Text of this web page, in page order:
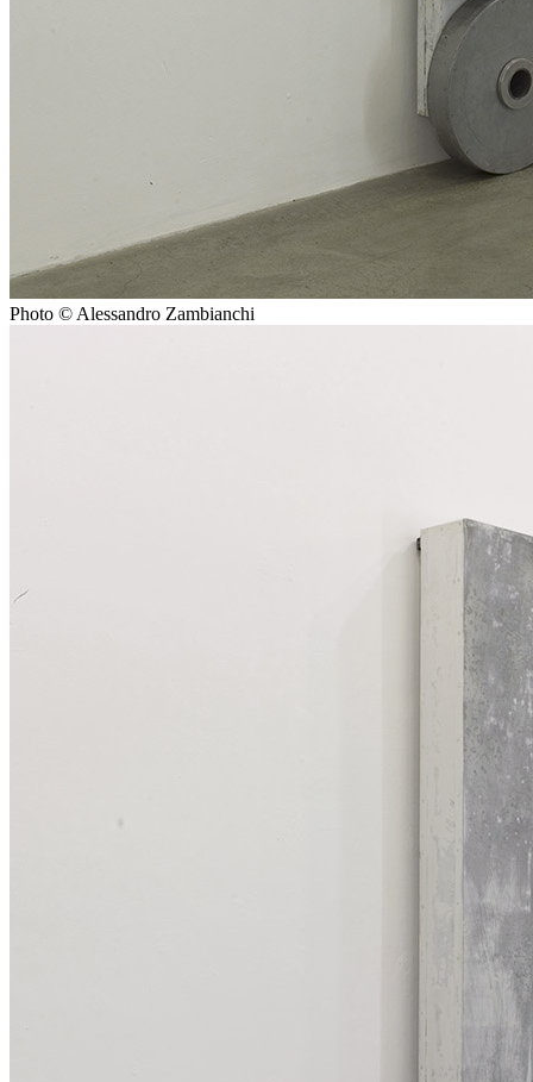
Photo © Alessandro Zambianchi